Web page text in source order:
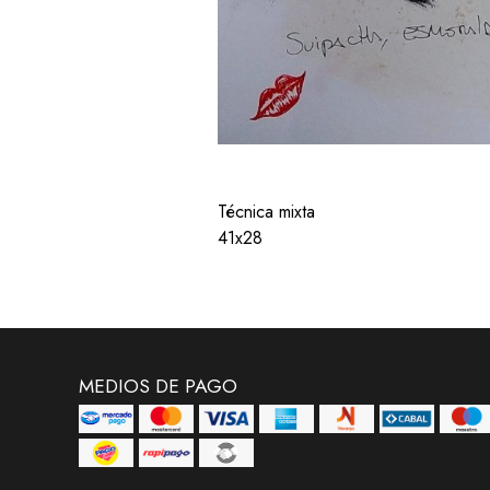
Técnica mixta
41x28
MEDIOS DE PAGO